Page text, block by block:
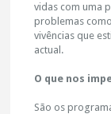
vidas com uma
problemas
vivências que
actual.
O que nos
São os